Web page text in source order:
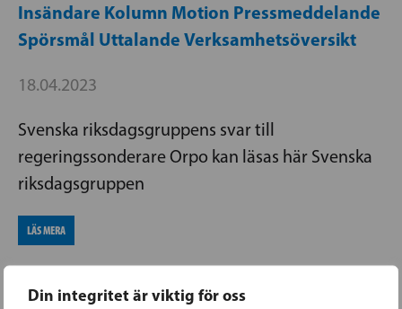
Din integritet är viktig för oss
Insändare Kolumn Motion Pressmeddelande
Spörsmål Uttalande Verksamhetsöversikt
18.04.2023
Svenska riksdagsgruppens svar till
regeringssonderare Orpo kan läsas här Svenska
riksdagsgruppen
LÄS MERA